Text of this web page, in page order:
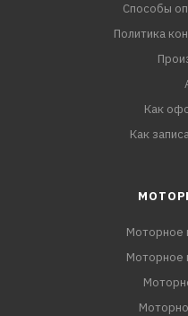
Способы
Политика
Как
Как
Моторное
Моторное